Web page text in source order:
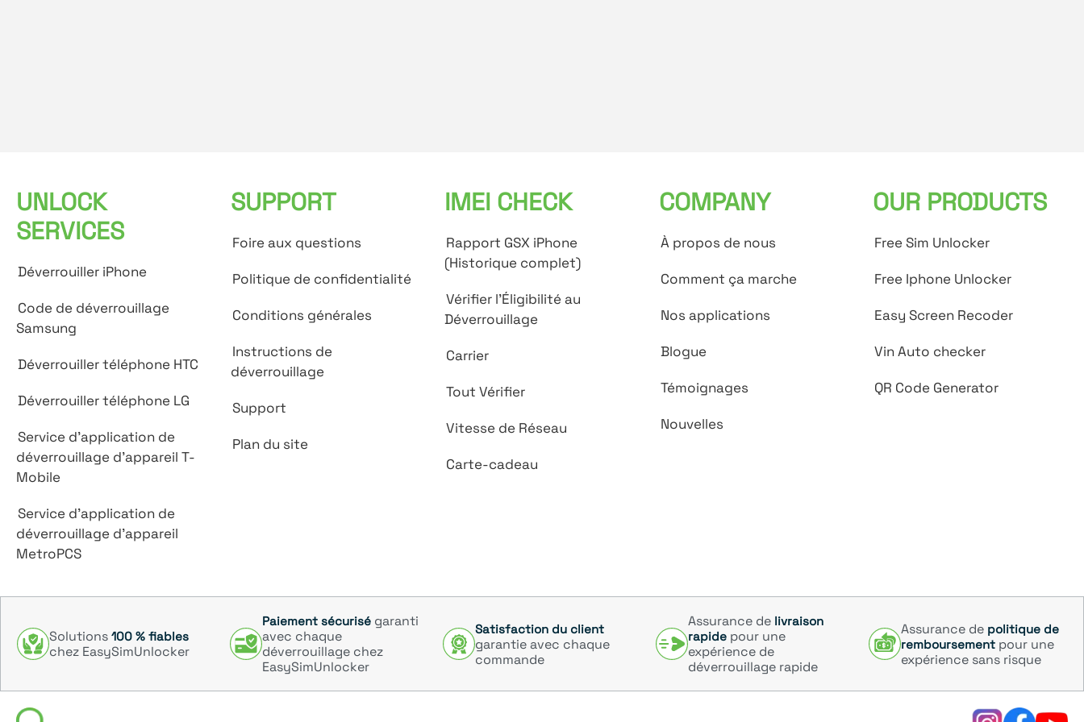
UNLOCK
SERVICES
Déverrouiller iPhone
Code de déverrouillage
Samsung
Déverrouiller téléphone HTC
Déverrouiller téléphone LG
Service d'application de
déverrouillage d'appareil T-
Mobile
Service d'application de
déverrouillage d'appareil
MetroPCS
SUPPORT
Foire aux questions
Politique de confidentialité
Conditions générales
Instructions de
déverrouillage
Support
Plan du site
IMEI CHECK
Rapport GSX iPhone
(Historique complet)
Vérifier l'Éligibilité au
Déverrouillage
Carrier
Tout Vérifier
Vitesse de Réseau
Carte-cadeau
COMPANY
À propos de nous
Comment ça marche
Nos applications
Blogue
Témoignages
Nouvelles
OUR PRODUCTS
Free Sim Unlocker
Free Iphone Unlocker
Easy Screen Recoder
Vin Auto checker
QR Code Generator
Solutions 100 % fiables
chez EasySimUnlocker
Paiement sécurisé garanti
avec chaque
déverrouillage chez
EasySimUnlocker
Satisfaction du client
garantie avec chaque
commande
Assurance de livraison
rapide pour une
expérience de
déverrouillage rapide
Assurance de politique de
remboursement pour une
expérience sans risque